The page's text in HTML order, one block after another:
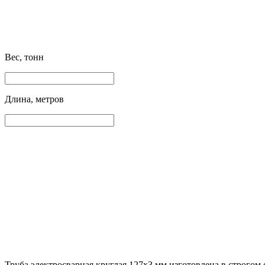
Вес, тонн
Длина, метров